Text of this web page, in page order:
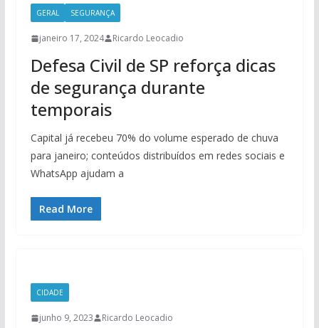
GERAL SEGURANÇA
janeiro 17, 2024 Ricardo Leocadio
Defesa Civil de SP reforça dicas
de segurança durante
temporais
Capital já recebeu 70% do volume esperado de chuva
para janeiro; conteúdos distribuídos em redes sociais e
WhatsApp ajudam a
Read More
CIDADE
junho 9, 2023 Ricardo Leocadio